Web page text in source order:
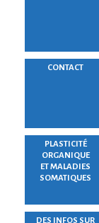
CONTACT
PLASTICITÉ
ORGANIQUE
ET MALADIES
SOMATIQUES
DES INFOS SUR